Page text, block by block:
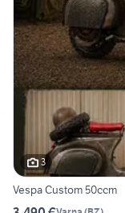
3
Vespa Custom 50ccm